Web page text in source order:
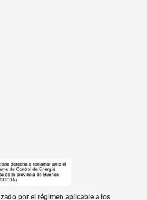
por el régimen aplicable a los